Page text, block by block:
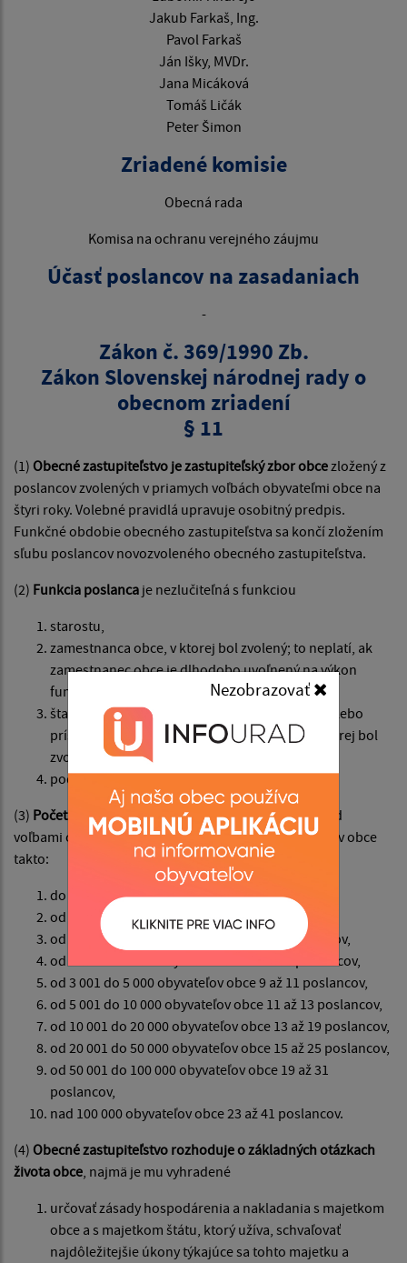
Nezobrazovať
Jakub Farkaš, Ing.
Pavol Farkaš
Ján Išky, MVDr.
Jana Micáková
Tomáš Ličák
Peter Šimon
Zriadené komisie
Obecná rada
Komisa na ochranu verejného záujmu
Účasť poslancov na zasadaniach
-
Zákon č. 369/1990 Zb.
Zákon Slovenskej národnej rady o
obecnom zriadení
§ 11
(1) Obecné zastupiteľstvo je zastupiteľský zbor obcezložený z
poslancov zvolených v priamych voľbách obyvateľmi obce na
štyri roky. Volebné pravidlá upravuje osobitný predpis.
Funkčné obdobie obecného zastupiteľstva sa končí zložením
sľubu poslancov novozvoleného obecného zastupiteľstva.
(2) Funkcia poslanca je nezlučiteľná s funkciou
starostu,
zamestnanca obce, v ktorej bol zvolený; to neplatí, ak
zamestnanec obce je dlhodobo uvoľnený na výkon
funkcie poslanca,
štatutárneho orgánu rozpočtovej organizácie alebo
príspevkovej organizácie zriadenej obcou, v ktorej bol
zvolený,
podľa osobitného zákona.
(3) Počet poslancovna celé volebné obdobie určí pred
voľbami obecné zastupiteľstvo podľa počtu obyvateľov obce
takto:
do 40 obyvateľov obce 3 poslanci,
od 41 do 500 obyvateľov obce 3 až 5 poslancov,
od 501 do 1 000 obyvateľov obce 5 až 7 poslancov,
od 1 001 do 3 000 obyvateľov obce 7 až 9 poslancov,
od 3 001 do 5 000 obyvateľov obce 9 až 11 poslancov,
od 5 001 do 10 000 obyvateľov obce 11 až 13 poslancov,
od 10 001 do 20 000 obyvateľov obce 13 až 19 poslancov,
od 20 001 do 50 000 obyvateľov obce 15 až 25 poslancov,
od 50 001 do 100 000 obyvateľov obce 19 až 31
poslancov,
nad 100 000 obyvateľov obce 23 až 41 poslancov.
(4) Obecné zastupiteľstvo rozhoduje o základných otázkach
života obce, najmä je mu vyhradené
určovať zásady hospodárenia a nakladania s majetkom
obce a s majetkom štátu, ktorý užíva, schvaľovať
najdôležitejšie úkony týkajúce sa tohto majetku a